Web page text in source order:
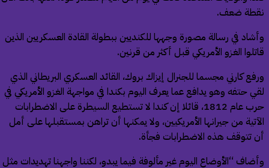
ضعف.
في رسالة مصورة وجهها للكنديين ببطولة القادة العسكريين الذين
الغزو الأمريكي قبل أكثر من قرنين.
كارني مجسما للجنرال إيزاك بروك، القائد العسكري البريطاني الذي
حتفه وهو يدافع عما يعرف اليوم بكندا في مواجهة الغزو الأمريكي في
حرب عام ‌1812، قائلا إن ‌كندا لا تستطيع السيطرة على ​الاضطرابات
⁠من ​جيرانها الأمريكيين، ⁠ولا يمكنها أن تراهن بمستقبلها على أمل
تتوقف هذه الاضطرابات فجأة.
“الأوضاع اليوم غير مألوفة فيما يبدو، لكننا واجهنا تهديدات مثل